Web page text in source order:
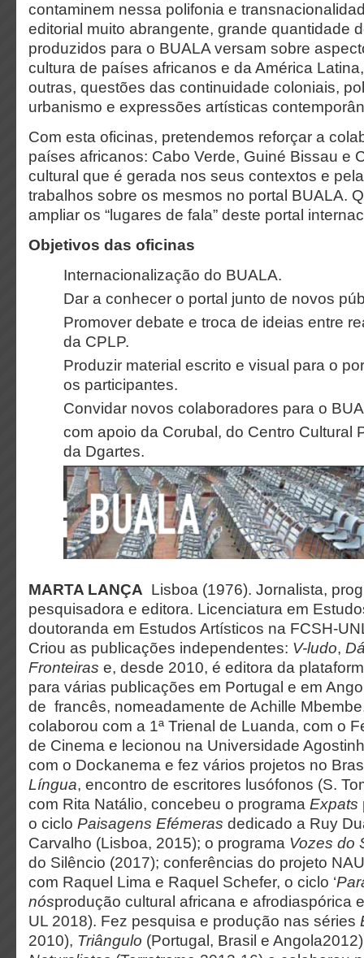
contaminem nessa polifonia e
editorial muito abrangente, grande quantidade
produzidos para o BUALA versam sobre
cultura de países africanos e da América
outras, questões das continuidade coloniais,
urbanismo e expressões artísticas
Com esta oficinas, pretendemos reforçar a
países africanos: Cabo Verde, Guiné Bissau e
cultural que é gerada nos seus contextos e
trabalhos sobre os mesmos no portal BUALA.
ampliar os “lugares de fala” deste portal
Objetivos das oficinas
Internacionalização do BUALA.
Dar a conhecer o portal junto de novos
Promover debate e troca de ideias entre
da CPLP.
Produzir material escrito e visual para o
os participantes.
Convidar novos colaboradores para o
com apoio da Corubal, do Centro Cultural
da Dgartes.
MARTA LANÇA Lisboa (1976). Jornalista,
pesquisadora e editora. Licenciatura em
doutoranda em Estudos Artísticos na FCSH-
Criou as publicações independentes: V-ludo,
Fronteiras e, desde 2010, é editora da
para várias publicações em Portugal e em
de francês, nomeadamente de Achille
colaborou com a 1ª Trienal de Luanda, com o
de Cinema e lecionou na Universidade
com o Dockanema e fez vários projetos no
Língua, encontro de escritores lusófonos (S.
com Rita Natálio, concebeu o programa Expats
o ciclo Paisagens Efémeras dedicado a Ruy
Carvalho (Lisboa, 2015); o programa Vozes do
do Silêncio (2017); conferências do projeto
com Raquel Lima e Raquel Schefer, o ciclo ‘
nósprodução cultural africana e afrodiaspórica
UL 2018). Fez pesquisa e produção nas séries
2010), Triângulo (Portugal, Brasil e